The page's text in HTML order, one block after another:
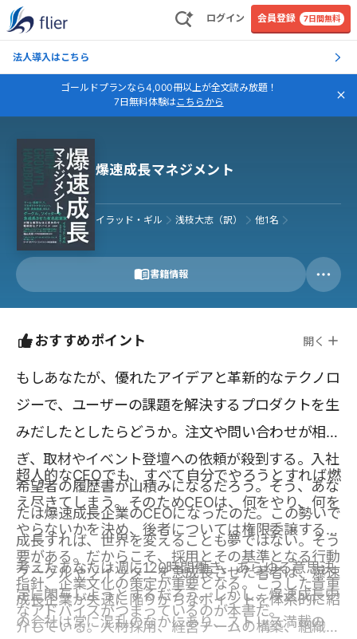
ログイン 会員登録 7日間無料
法人導入はこちら
ゴールドプランなら4,000冊以上が全文読み放題！
7日無料体験はこちらから
爆速成長マネジメント
イラッド・ギル 浅枝大志（訳） 他1名
書籍情報
おすすめポイント 開く
もしあなたが、優れたアイデアと革新的なテクノロ
ジーで、ユーザーの課題を解決するプロダクトを生
みだしたとしたらどうか。注文や問い合わせが相次
ぎ、取材やイベント登壇への依頼が殺到する。入社
希望者の履歴書が山積みになるだろう。そう、あな
たは爆速成長企業のCEOになったのだ。この勢いで
成長すれば、世界を変えることも夢ではない。そう
考えたあなたは週に120時間働き、あらゆる意思決
定に関与しようとするだろう。しかし、爆速成長中
の会社は常に混乱のなかにあり、ストレス満載の
超人的なCEOでも、すべて自分でやろうとすれば燃
え尽きてしまう。そのためCEOは、何をやり、何を
やらないかを決め、後者については権限委譲する必
要がある。だからこそ、採用とその基準となる行動
指針、企業文化の策定が重要となる。こうした貴重
なアドバイスがつまっているのが本書だ。
グーグルやツイッターを急成長させた著者は、爆速
成長企業が失速に陥りがちなポイントを体系的に紹
介している。人材採用、経営チームの構築、組織構